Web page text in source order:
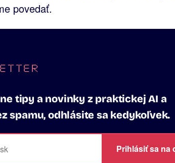
povedať.
tipy a novinky z praktickej AI a
spamu, odhlásite sa kedykoľvek.
Prihlásiť sa na